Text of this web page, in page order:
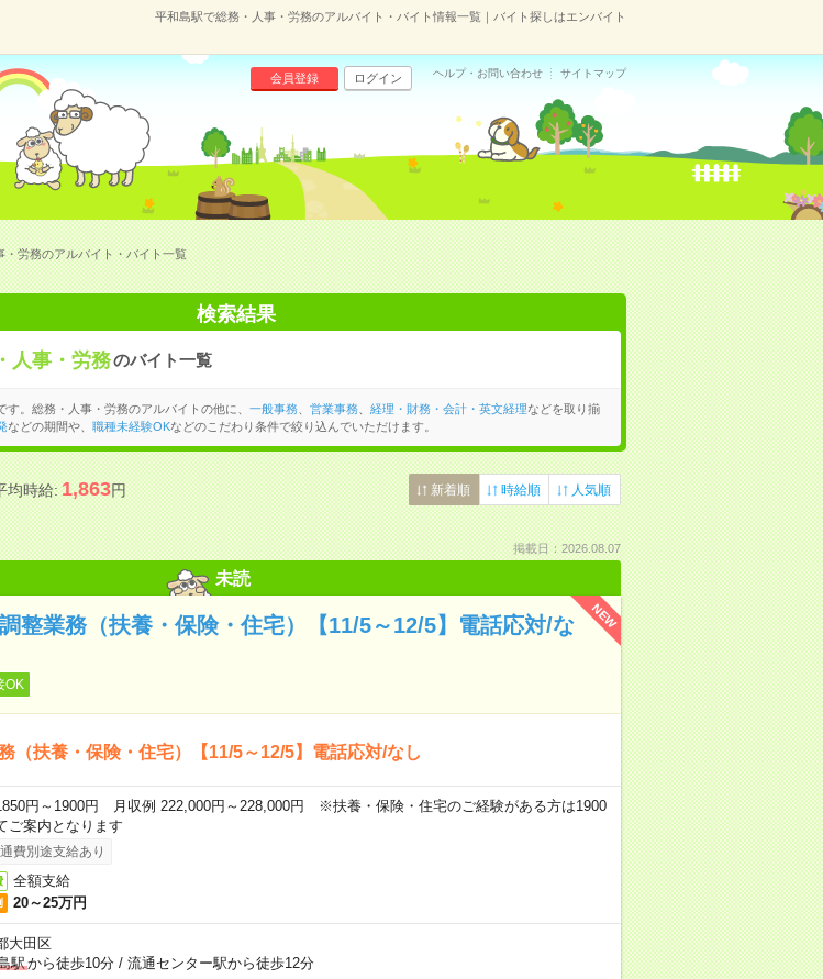
平和島駅で総務・人事・労務のアルバイト・バイト情報一覧｜バイト探しはエンバイト
会員登録 ログイン ヘルプ・お問い合わせ サイトマップ
・労務のアルバイト・バイト一覧
検索結果
人事・労務のバイト一覧
。総務・人事・労務のアルバイトの他に、 一般事務、 営業事務、 経理・財務・会計・英文経理などを取り揃
などの期間や、 職種未経験OKなどのこだわり条件で絞り込んでいただけます。
均時給:1,863円 新着順 時給順 人気順
掲載日：2026.08.07
未読
NEW
整業務（扶養・保険・住宅）【11/5～12/5】電話応対/な
OK
（扶養・保険・住宅）【11/5～12/5】電話応対/なし
円～1900円 月収例 222,000円～228,000円 ※扶養・保険・住宅のご経験がある方は1900
ご案内となります
費別途支給あり
全額支給
20～25万円
大田区
駅から徒歩10分/ 流通センター駅から徒歩12分